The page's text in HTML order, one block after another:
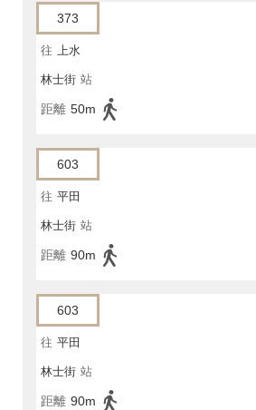
373
往 上水
林士街 站
距離 50m
603
往 平田
林士街 站
距離 90m
603
往 平田
林士街 站
距離 90m